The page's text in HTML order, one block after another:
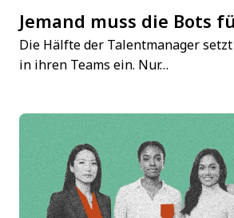
Jemand muss die Bots
Die Hälfte der Talentmanager
in ihren Teams ein. Nur…